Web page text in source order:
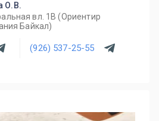
О.В.
вл. 1В (Ориентир
Байкал)
(926) 537-25-55